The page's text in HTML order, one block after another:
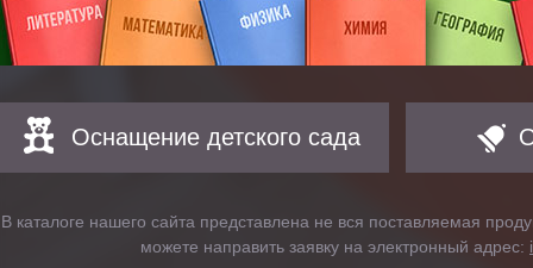
Оснащение детского сада
В каталоге нашего сайта представлена не вся поставляемая
можете направить заявку на электронный адрес: